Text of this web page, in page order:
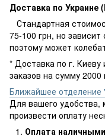
Доставка по Украине
Стандартная
75-100 грн, но
поэтому может
* Доставка по г. Киеву
заказов на сумму
Ближайшее отделение
Для вашего
произвести оплату
Оплата наличными